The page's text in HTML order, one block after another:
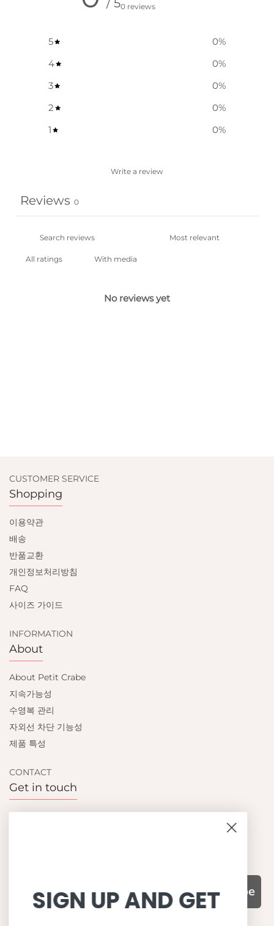
/ 50 reviews
5 0%
4
0%
3
0%
2
0%
1
0%
Write a review
Reviews 0
With media
No reviews yet
CUSTOMER SERVICE
Shopping
이용약관
배송
반품교환
개인정보처리방침
FAQ
사이즈 가이드
INFORMATION
About
About Petit Crabe
지속가능성
수영복 관리
자외선 차단 기능성
제품 특성
CONTACT
Get in touch
Subscribe
SIGN UP AND GET